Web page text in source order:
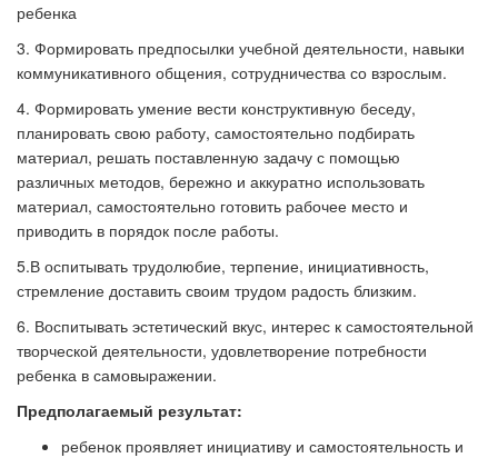
ребенка
3. Формировать предпосылки учебной деятельности, навыки
коммуникативного общения, сотрудничества со взрослым.
4. Формировать умение вести конструктивную беседу,
планировать свою работу, самостоятельно подбирать
материал, решать поставленную задачу с помощью
различных методов, бережно и аккуратно использовать
материал, самостоятельно готовить рабочее место и
приводить в порядок после работы.
5.В оспитывать трудолюбие, терпение, инициативность,
стремление доставить своим трудом радость близким.
6. Воспитывать эстетический вкус, интерес к самостоятельной
творческой деятельности, удовлетворение потребности
ребенка в самовыражении.
Предполагаемый результат:
ребенок проявляет инициативу и самостоятельность и